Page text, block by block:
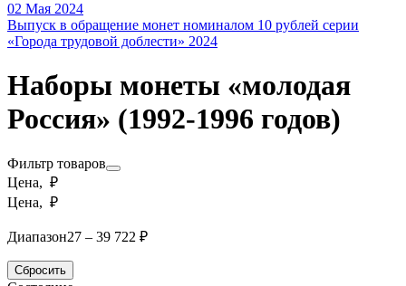
02 Мая 2024
Выпуск в обращение монет номиналом 10 рублей серии
«Города трудовой доблести» 2024
Наборы монеты «молодая
Россия» (1992-1996 годов)
Фильтр товаров
Цена, ₽
Цена, ₽
Диапазон27 – 39 722 ₽
Сбросить